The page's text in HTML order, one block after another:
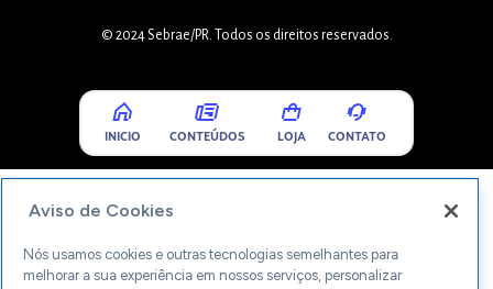
© 2024 Sebrae/PR. Todos os direitos reservados.
INICIO CONTEÚDOS LOJA CONTATO
Aviso de Cookies
Nós usamos cookies e outras tecnologias semelhantes para
melhorar a sua experiência em nossos serviços, personalizar